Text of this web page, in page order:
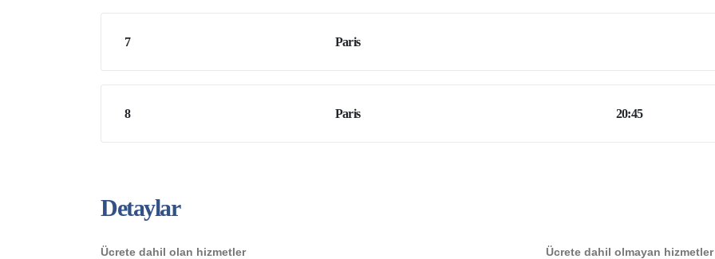
7 Paris
8 Paris 20:45
Detaylar
Ücrete dahil olan hizmetler
Ücrete dahil olmayan hizmetler